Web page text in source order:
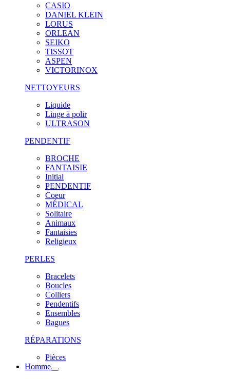
CASIO
DANIEL KLEIN
LORUS
ORLEAN
SEIKO
TISSOT
ASPEN
VICTORINOX
NETTOYEURS
Liquide
Linge à polir
ULTRASON
PENDENTIF
BROCHE
FANTAISIE
Initial
PENDENTIF
Coeur
MÉDICAL
Solitaire
Animaux
Fantaisies
Religieux
PERLES
Bracelets
Boucles
Colliers
Pendentifs
Ensembles
Bagues
RÉPARATIONS
Pièces
Homme